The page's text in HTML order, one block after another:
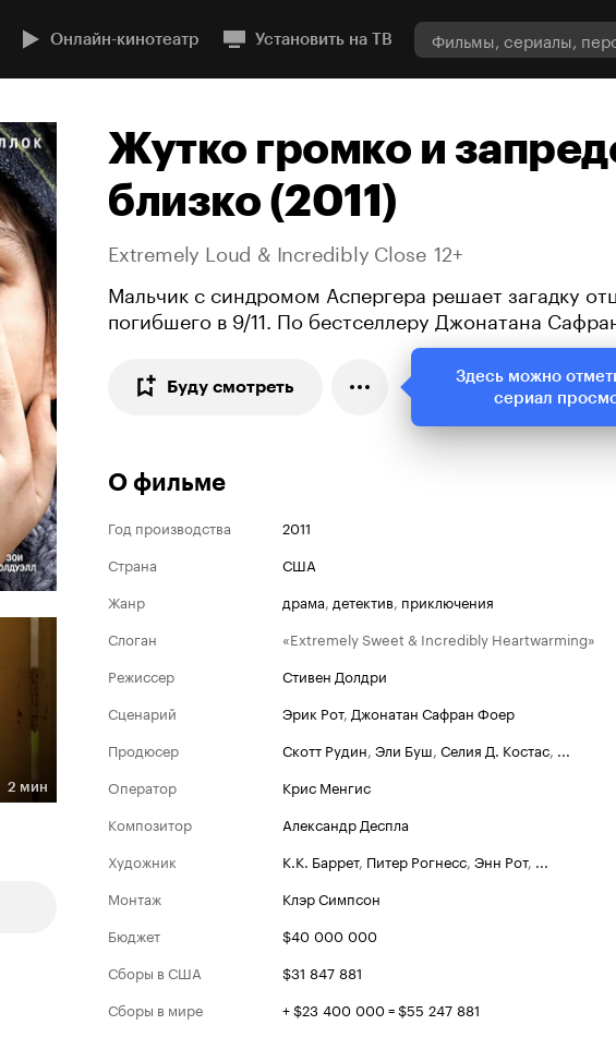
Онлайн-кинотеатр Установить на ТВ
2 мин
Жутко громко и
близко (2011)
Extremely Loud & Incredibly Close 12+
Мальчик с синдромом Аспергера решает загадку
погибшего в 9/11. По бестселлеру Джонатана
Буду смотреть
О фильме
Год производства
2011
Страна
США
Жанр
драма, детектив, приключения
Слоган
«Extremely Sweet & Incredibly Heartwarming»
Режиссер
Стивен Долдри
Сценарий
Эрик Рот, Джонатан Сафран Фоер
Продюсер
Скотт Рудин, Эли Буш, Селия Д. Костас, ...
Оператор
Крис Менгис
Композитор
Александр Деспла
Художник
К.К. Баррет, Питер Рогнесс, Энн Рот, ...
Монтаж
Клэр Симпсон
Бюджет
$40 000 000
Сборы в США
$31 847 881
Сборы в мире
+ $23 400 000 = $55 247 881
Здесь можно
сериал